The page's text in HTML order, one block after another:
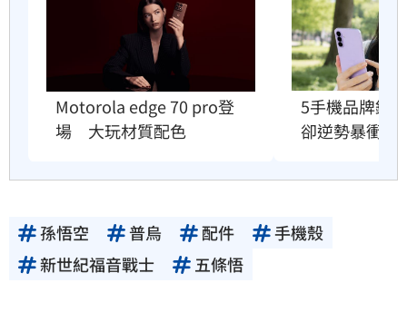
Motorola edge 70 pro登
場　大玩材質配色
5手機品牌銷
卻逆勢暴衝
孫悟空 普烏 配件
手機殼
新世紀福音戰士
五條悟